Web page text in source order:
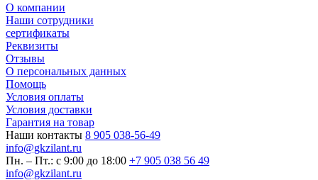
О компании
Наши сотрудники
сертификаты
Реквизиты
Отзывы
О персональных данных
Помощь
Условия оплаты
Условия доставки
Гарантия на товар
Наши контакты 8 905 038-56-49
info@gkzilant.ru
Пн. – Пт.: с 9:00 до 18:00 +7 905 038 56 49
info@gkzilant.ru